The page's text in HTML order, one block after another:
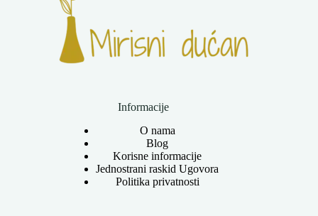
Informacije
O nama
Blog
Korisne informacije
Jednostrani raskid Ugovora
Politika privatnosti